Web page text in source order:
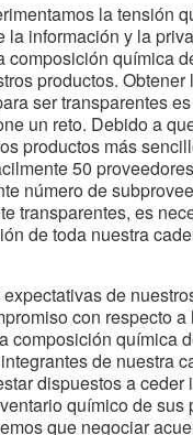
la tensión
la información y la
composición química
productos. Obtener
ser transparentes
un reto. Debido a
productos más
50
número de
transparentes, es
de toda nuestra
de
con respecto a
composición química
de nuestra
dispuestos a ceder
químico de sus
que negociar